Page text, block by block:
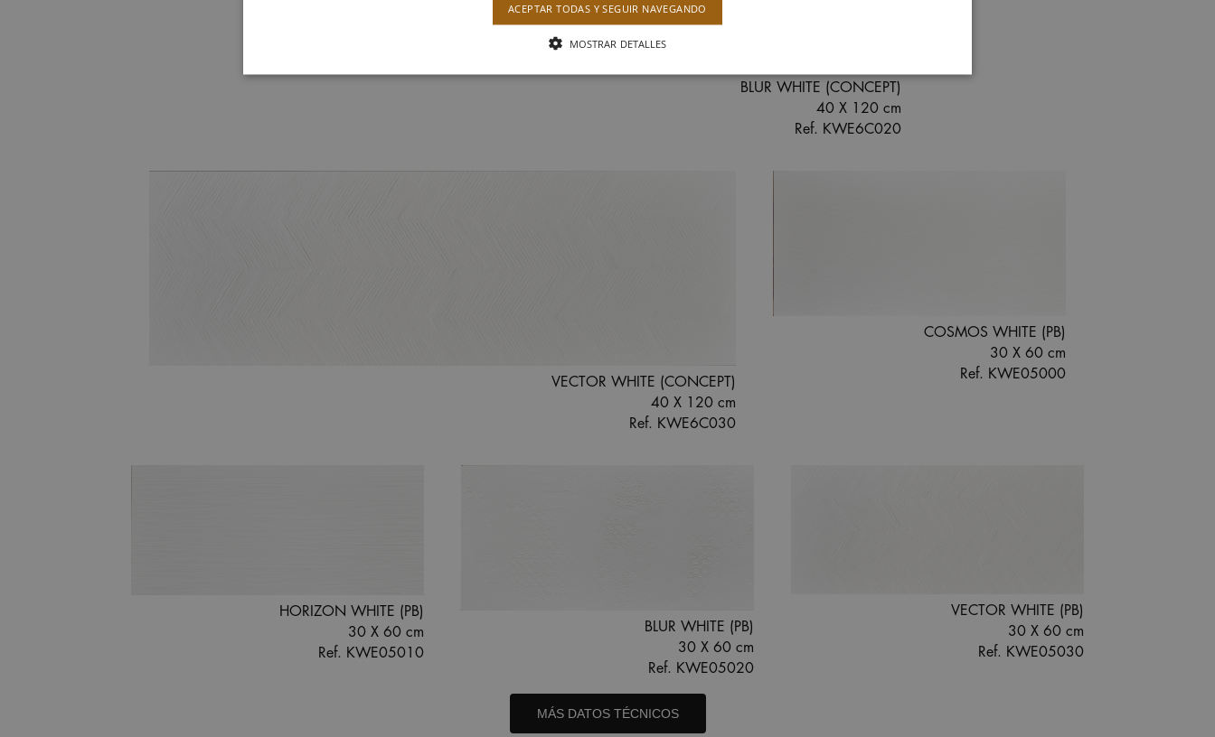
BLUR WHITE (CONCEPT)
40 X 120 cm
Ref. KWE6C020
VECTOR WHITE (CONCEPT)
40 X 120 cm
Ref. KWE6C030
COSMOS WHITE (PB)
30 X 60 cm
Ref. KWE05000
HORIZON WHITE (PB)
30 X 60 cm
Ref. KWE05010
BLUR WHITE (PB)
30 X 60 cm
Ref. KWE05020
VECTOR WHITE (PB)
30 X 60 cm
Ref. KWE05030
MÁS DATOS TÉCNICOS
ACEPTAR TODAS Y SEGUIR NAVEGANDO
MOSTRAR DETALLES